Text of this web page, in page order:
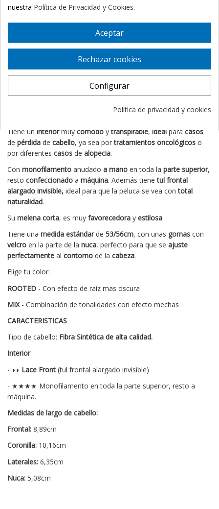
Detalles del producto
eKomi Reviews
dealta calidad.
Tiene uninteriormuycómodoytranspirable,idealparacasos
de pérdida de cabello, ya sea portratamientos oncológicos o
por diferentes casos de alopecia.
Con monofilamento anudado a mano en toda la parte superior,
resto confeccionado a máquina. Además tienetul frontal
alargado invisible, ideal para que la peluca se vea contotal
naturalidad.
Su melena corta, es muy favorecedora y estilosa.
Tiene una medida estándarde 53/56cm, con unas gomas con
velcro en la parte de la nuca, perfecto para que se ajuste
perfectamente al contorno de la cabeza.
Elige tu color:
ROOTED - Con efecto de raíz mas oscura
MIX- Combinación de tonalidades con efecto mechas
CARACTERISTICAS
Tipo de cabello: Fibra Sintética de alta calidad.
Interior:
- ◗◗ Lace Front (tul frontal alargado invisible)
- ★★★★ Monofilamento en toda la parte superior, resto a
máquina.
Medidas de largo de cabello:
Frontal: 8,89cm
Coronilla: 10,16cm
Laterales: 6,35cm
Nuca: 5,08cm
nuestra Política de Privacidad y Cookies.
Aceptar
Rechazar cookies
Configurar
Política de privacidad y cookies